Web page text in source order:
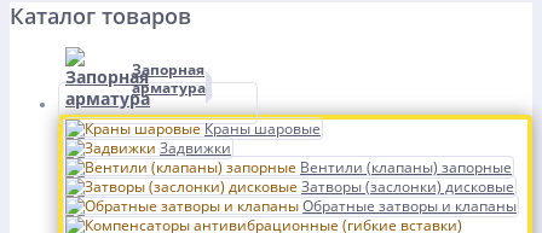
Каталог товаров
Запорная
арматура
Краны шаровые
Задвижки
Вентили (клапаны) запорные
Затворы (заслонки) дисковые
Обратные затворы и клапаны